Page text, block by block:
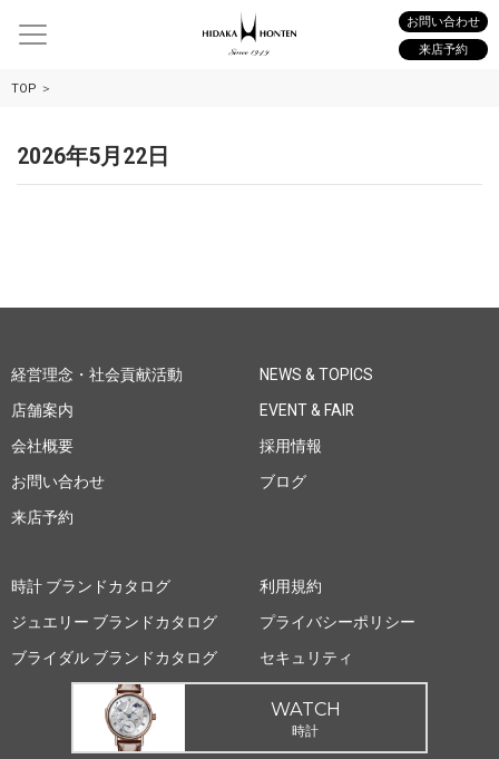
お問い合わせ
来店予約
TOP
2026年5月22日
経営理念・社会貢献活動
店舗案内
会社概要
お問い合わせ
来店予約
NEWS & TOPICS
EVENT & FAIR
採用情報
ブログ
時計 ブランドカタログ
ジュエリー ブランドカタログ
ブライダル ブランドカタログ
利用規約
プライバシーポリシー
セキュリティ
WATCH
時計